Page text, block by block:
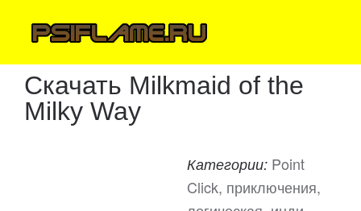
Скачать Milkmaid of the
Milky Way
Категории: Point
Click, приключения,